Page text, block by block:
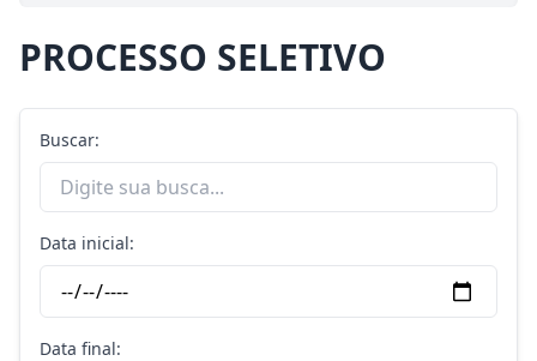
PROCESSO SELETIVO
Buscar:
Data inicial:
Data final: